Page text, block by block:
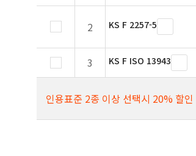
2 KS F 2257-5
3 KS F ISO 13943
인용표준 2종 이상 선택시 20% 할인